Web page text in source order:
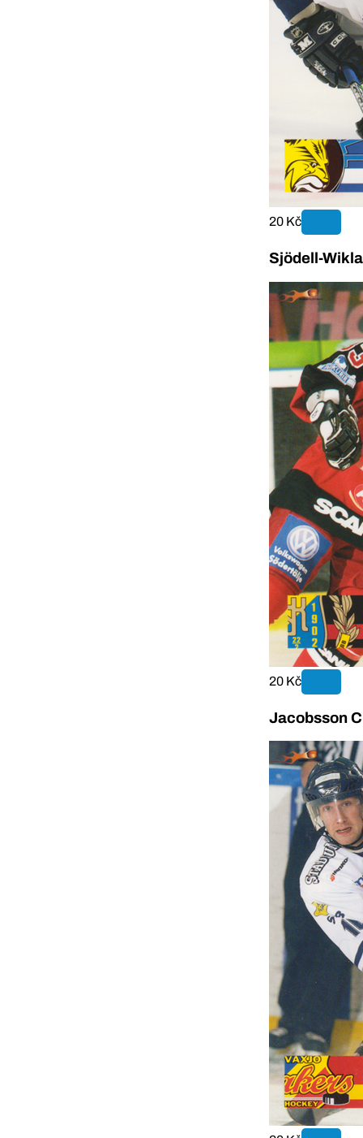
20 Kč
Sjödell-
20 Kč
Jacobsson